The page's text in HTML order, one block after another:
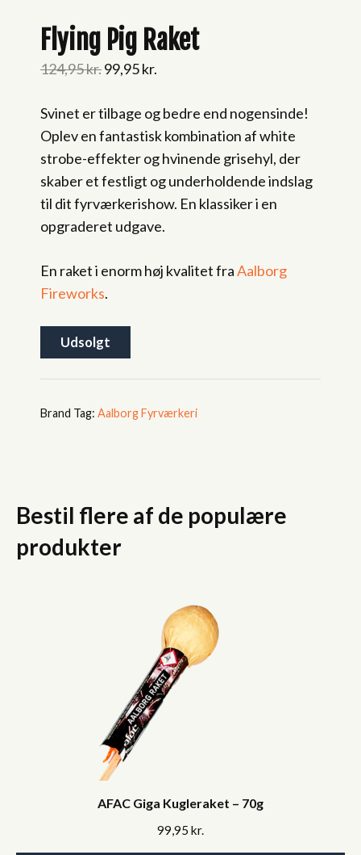
Flying Pig Raket
124,95kr.Original
was:
124,95 kr..
99,95kr.
is:
99,95 kr..
Svinet er tilbage og bedre end nogensinde!
Oplev en fantastisk kombination af white
strobe-effekter og hvinende grisehyl, der
skaber et festligt og underholdende indslag
til dit fyrværkerishow. En klassiker i en
opgraderet udgave.
En raket i enorm høj kvalitet fraAalborg
Fireworks.
Udsolgt
Tag: Aalborg Fyrværkeri
Bestil flere af de populære
produkter
AFAC Giga Kugleraket – 70g
99,95 kr.